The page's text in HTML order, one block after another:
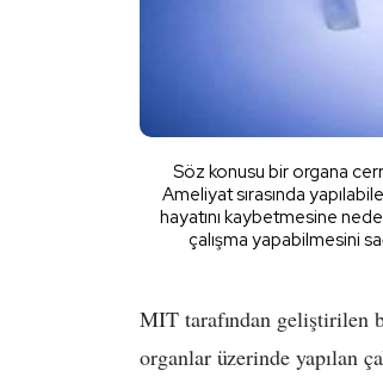
Söz konusu bir organa
Ameliyat sırasında
hayatını kaybetmesine
çalışma yapabilmesini
MIT tarafından geliştirilen
organlar üzerinde yapılan